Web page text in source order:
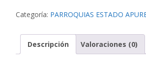
Categoría: PARROQUIAS ESTADO
Descripción Valoraciones (0)